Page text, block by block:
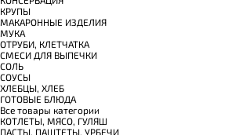
КРУПЫ
МАКАРОННЫЕ ИЗДЕЛИЯ
МУКА
ОТРУБИ, КЛЕТЧАТКА
СМЕСИ ДЛЯ ВЫПЕЧКИ
СОЛЬ
СОУСЫ
ХЛЕБЦЫ, ХЛЕБ
ГОТОВЫЕ БЛЮДА
Все товары категории
КОТЛЕТЫ, МЯСО, ГУЛЯШ
ПАСТЫ, ПАШТЕТЫ, УРБЕЧИ